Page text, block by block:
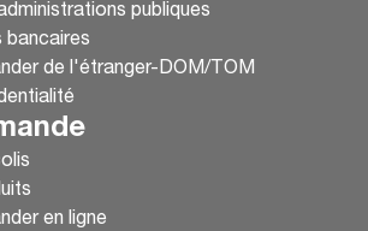
publiques
bancaires
de l'étranger-DOM/TOM
en ligne